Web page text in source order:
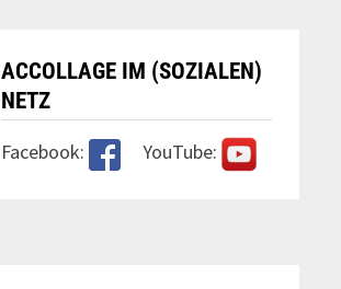
ACCOLLAGE IM (SOZIALEN)
NETZ
Facebook: YouTube: